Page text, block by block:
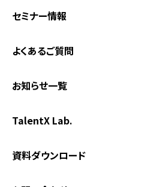
セミナー情報
よくあるご質問
お知らせ一覧
TalentX Lab.
資料ダウンロード